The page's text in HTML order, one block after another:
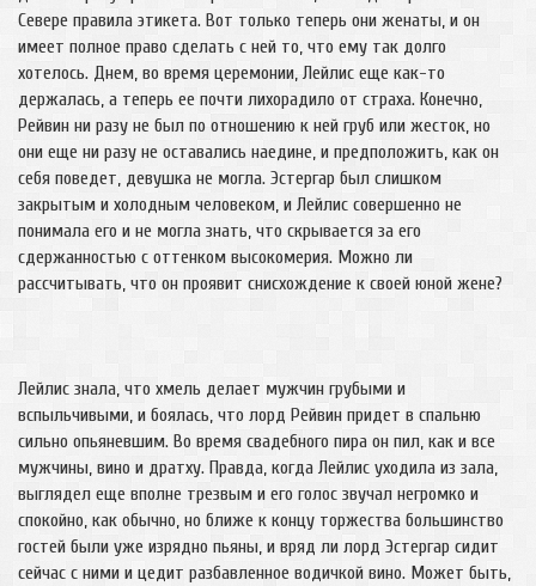
Севере правила этикета. Вот только теперь они женаты, и он
имеет полное право сделать с ней то, что ему так долго
хотелось. Днем, во время церемонии, Лейлис еще как-то
держалась, а теперь ее почти лихорадило от страха. Конечно,
Рейвин ни разу не был по отношению к ней груб или жесток, но
они еще ни разу не оставались наедине, и предположить, как он
себя поведет, девушка не могла. Эстергар был слишком
закрытым и холодным человеком, и Лейлис совершенно не
понимала его и не могла знать, что скрывается за его
сдержанностью с оттенком высокомерия. Можно ли
рассчитывать, что он проявит снисхождение к своей юной жене?
Лейлис знала, что хмель делает мужчин грубыми и
вспыльчивыми, и боялась, что лорд Рейвин придет в спальню
сильно опьяневшим. Во время свадебного пира он пил, как и все
мужчины, вино и дратху. Правда, когда Лейлис уходила из зала,
выглядел еще вполне трезвым и его голос звучал негромко и
спокойно, как обычно, но ближе к концу торжества большинство
гостей были уже изрядно пьяны, и вряд ли лорд Эстергар сидит
сейчас с ними и цедит разбавленное водичкой вино. Может быть,